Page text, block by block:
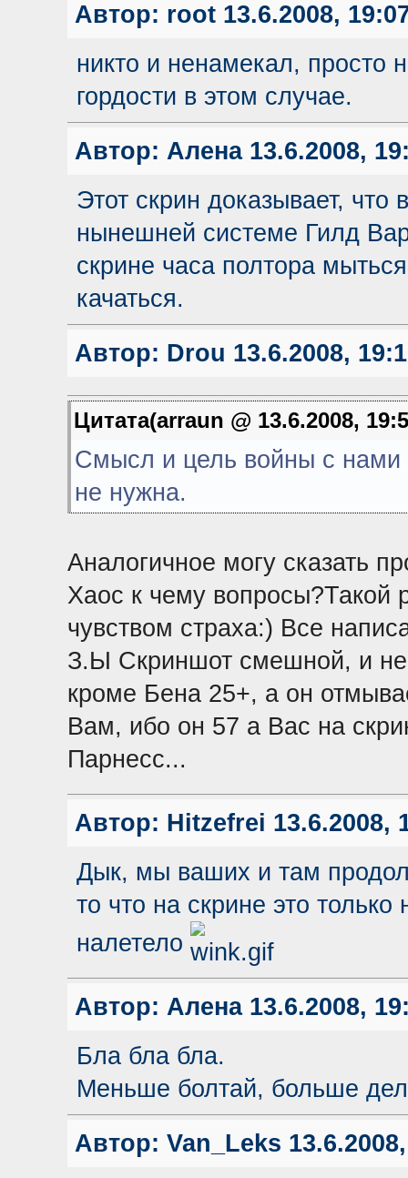
Автор: root13.6.2008,
никто и ненамекал, просто
гордости в этом случае.
Автор: Алена13.6.2008,
Этот скрин доказывает,
нынешней системе Гилд
скрине часа полтора
качаться.
Автор: Drou 13.6.2008,
Цитата(arraun @ 13.6.2008,
Смысл и цель войны с нами
не нужна.
Аналогичное могу сказать
Хаос к чему вопросы?Такой
чувством страха:) Все
З.Ы Скриншот смешной, и не
кроме Бена 25+, а он
Вам, ибо он 57 а Вас на
Парнесс...
Автор: Hitzefrei 13.6.2008,
Дык, мы ваших и там
то что на скрине это
налетело
Автор: Алена13.6.2008,
Бла бла бла.
Меньше болтай, больше
Автор: Van_Leks